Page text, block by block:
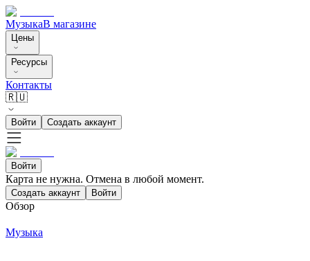
МузыкаВ магазине
Цены
Ресурсы
Контакты
🇷🇺
Войти Создать аккаунт
Войти
Карта не нужна. Отмена в любой момент.
Создать аккаунт Войти
Обзор
Музыка